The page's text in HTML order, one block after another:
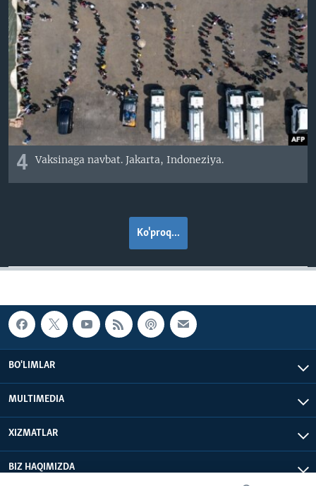
4 Vaksinaga navbat. Jakarta, Indoneziya.
Ko'proq...
BO'LIMLAR
MULTIMEDIA
XIZMATLAR
BIZ HAQIMIZDA